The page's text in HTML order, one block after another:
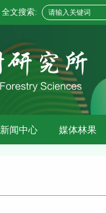
全文搜索:
新闻中心 媒体林果